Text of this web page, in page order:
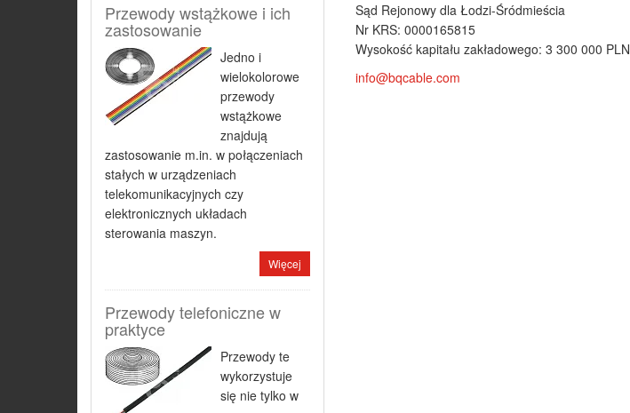
Przewody wstążkowe i ich
zastosowanie
Jedno i
wielokolorowe
przewody
wstążkowe
znajdują
zastosowanie m.in. w połączeniach
stałych w urządzeniach
telekomunikacyjnych czy
elektronicznych układach
sterowania maszyn.
Więcej
Przewody telefoniczne w
praktyce
Przewody te
wykorzystuje
się nie tylko w
Sąd Rejonowy dla Łodzi-Śródmieścia
Nr KRS: 0000165815
Wysokość kapitału zakładowego: 3 300 000 PLN
info@bqcable.com